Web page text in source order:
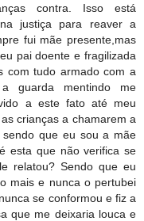
contra. Isso está
justiça para reaver a
fui mãe presente,mas
pai doente e fragilizada
com tudo armado com a
guarda mentindo me
a este fato até meu
crianças a chamarem a
que eu sou a mãe
esta que não verifica se
relatou? Sendo que eu
mais e nunca o pertubei
se conformou e fiz a
que me deixaria louca e